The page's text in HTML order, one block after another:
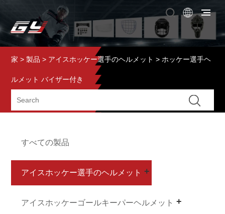
家 > 製品 > アイスホッケー選手のヘルメット > ホッケー選手ヘ
ルメット バイザー付き
すべての製品
アイスホッケー選手のヘルメット
アイスホッケーゴールキーパーヘルメット